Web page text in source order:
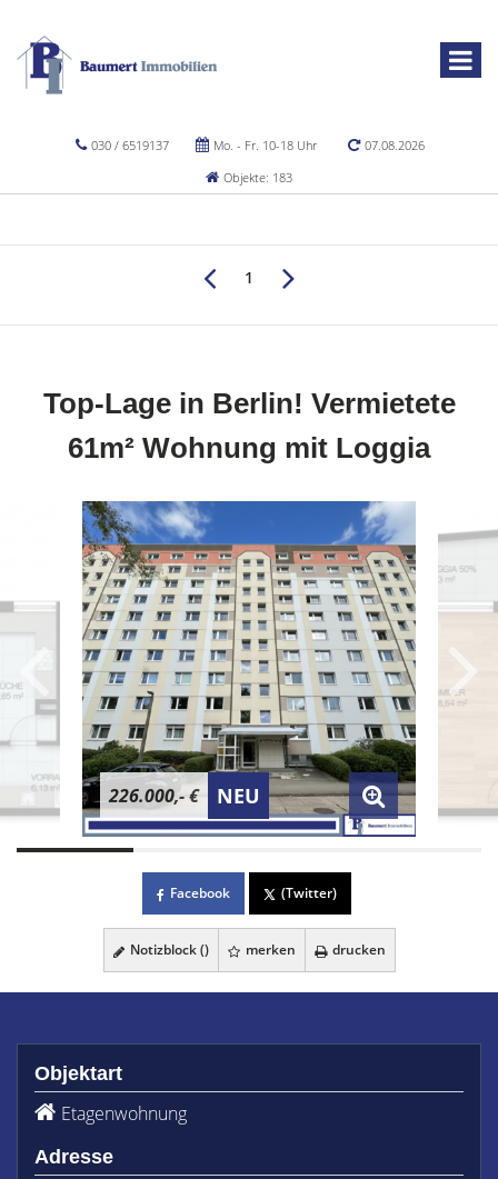
030 / 6519137 Mo. - Fr. 10-18 Uhr
07.08.2026
Objekte: 183
1
Top-Lage in Berlin! Vermietete
61m² Wohnung mit Loggia
226.000,- € NEU
Facebook (Twitter)
Notizblock () merken drucken
Objektart
Etagenwohnung
Adresse